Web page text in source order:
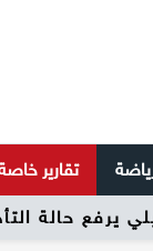
تقارير
يرفع حالة